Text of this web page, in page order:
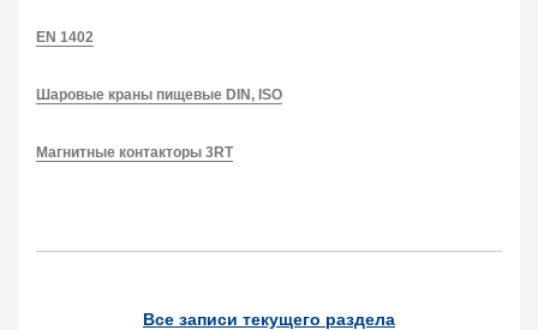
EN 1402
Шаровые краны пищевые DIN, ISO
Магнитные контакторы 3RT
Все записи текущего раздела